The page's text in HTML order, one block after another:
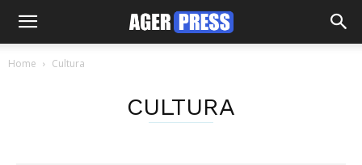
Home Cultura
CULTURA